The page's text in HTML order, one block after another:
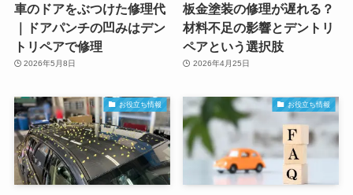
車のドアをぶつけた修理代
｜ドアパンチの凹みはデン
トリペアで修理
2026年5月8日
板金塗装の修理が遅れる？
材料不足の影響とデントリ
ペアという選択肢
2026年4月25日
お役立ち情報 お役立ち情報